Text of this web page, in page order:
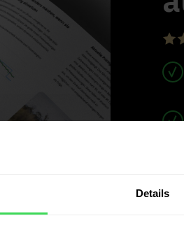
Details